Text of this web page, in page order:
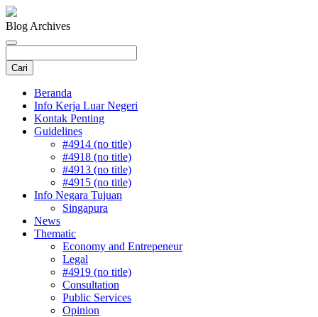
Blog Archives
Beranda
Info Kerja Luar Negeri
Kontak Penting
Guidelines
#4914 (no title)
#4918 (no title)
#4913 (no title)
#4915 (no title)
Info Negara Tujuan
Singapura
News
Thematic
Economy and Entrepeneur
Legal
#4919 (no title)
Consultation
Public Services
Opinion